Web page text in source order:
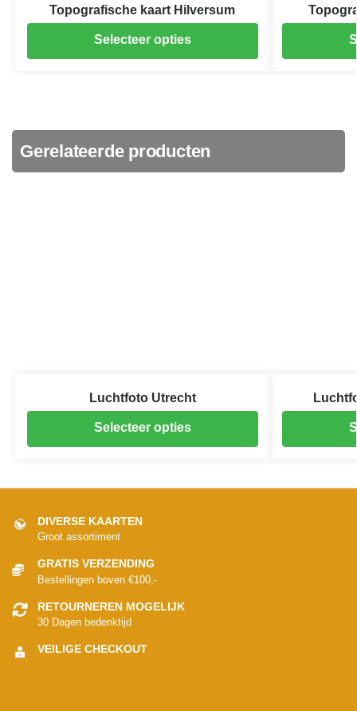
Topografische kaart Hilversum
Selecteer opties
Gerelateerde producten
Luchtfoto Utrecht
Selecteer opties
DIVERSE KAARTEN
Groot assortiment
GRATIS VERZENDING
Bestellingen boven €100,-
RETOURNEREN MOGELIJK
30 Dagen bedenktijd
VEILIGE CHECKOUT